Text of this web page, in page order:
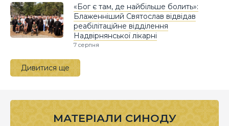
«Бог є там, де найбільше болить»:
Блаженніший Святослав відвідав
реабілітаційне відділення
Надвірнянської лікарні
7 серпня
Дивитися ще
МАТЕРІАЛИ СИНОДУ